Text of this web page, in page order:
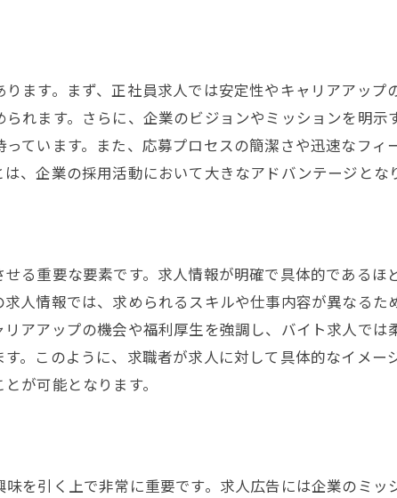
応募者の心を動かす職務内容の記載
企業ビジョンを伝える求人メッセージ
応募者の興味を引く福利厚生の紹介
ターゲット層の明確化とその活用
企業文化に合った人材の見極め方
応募プロセスでの効果的なコミュニケーション
リファラル採用の利点と活用方法
活動で正社員とバイトの魅力をどう伝えるか
ます。まず、正社員求人では安定性やキャリアアップ
れます。さらに、企業のビジョンやミッションを明
ています。また、応募プロセスの簡潔さや迅速なフィ
、企業の採用活動において大きなアドバンテージとな
る重要な要素です。求人情報が明確で具体的であるほ
人情報では、求められるスキルや仕事内容が異なる
アアップの機会や福利厚生を強調し、バイト求人で
。このように、求職者が求人に対して具体的なイメー
が可能となります。
を引く上で非常に重要です。求人広告には企業のミ